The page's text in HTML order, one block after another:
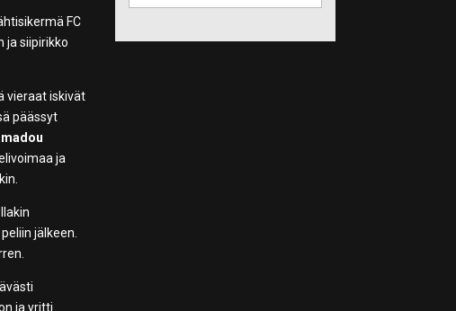
FC
ja siipirikko
vieraat iskivät
päässyt
ja
jälkeen.
ja yritti.